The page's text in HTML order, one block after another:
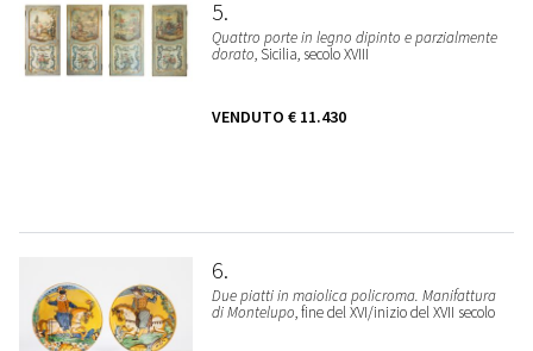
5
Quattro porte in legno dipinto e parzialmente
dorato, Sicilia, secolo XVIII
VENDUTO € 11.430
6
Due piatti in maiolica policroma. Manifattura
di Montelupo, fine del XVI/inizio del XVII secolo